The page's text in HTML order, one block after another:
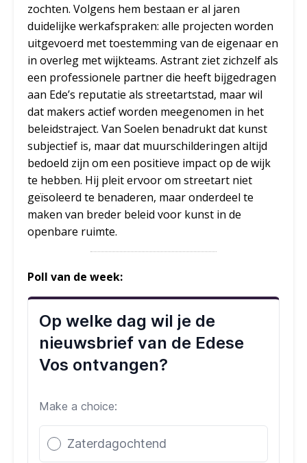
zochten. Volgens hem bestaan er al jaren
duidelijke werkafspraken: alle projecten worden
uitgevoerd met toestemming van de eigenaar en
in overleg met wijkteams. Astrant ziet zichzelf als
een professionele partner die heeft bijgedragen
aan Ede’s reputatie als streetartstad, maar wil
dat makers actief worden meegenomen in het
beleidstraject. Van Soelen benadrukt dat kunst
subjectief is, maar dat muurschilderingen altijd
bedoeld zijn om een positieve impact op de wijk
te hebben. Hij pleit ervoor om streetart niet
geïsoleerd te benaderen, maar onderdeel te
maken van breder beleid voor kunst in de
openbare ruimte.
Poll van de week: